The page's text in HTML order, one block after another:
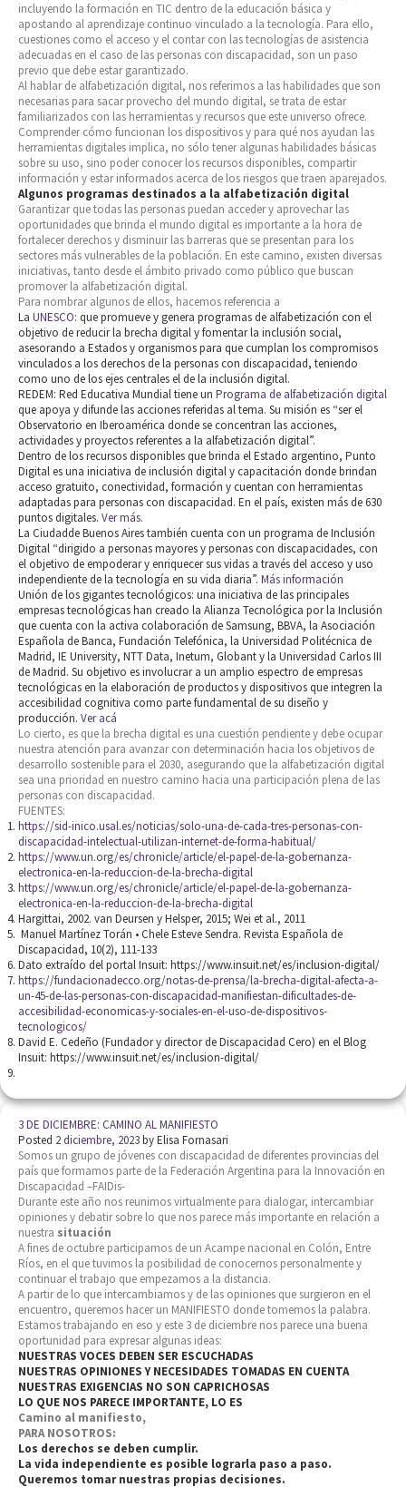
incluyendo la formación en TIC dentro de la educación básica y
apostando al aprendizaje continuo vinculado a la tecnología. Para ello,
cuestiones como el acceso y el contar con las tecnologías de asistencia
adecuadas en el caso de las personas con discapacidad, son un paso
previo que debe estar garantizado.
Al hablar de alfabetización digital, nos referimos a las habilidades que son
necesarias para sacar provecho del mundo digital, se trata de estar
familiarizados con las herramientas y recursos que este universo ofrece.
Comprender cómo funcionan los dispositivos y para qué nos ayudan las
herramientas digitales implica, no sólo tener algunas habilidades básicas
sobre su uso, sino poder conocer los recursos disponibles, compartir
información y estar informados acerca de los riesgos que traen aparejados.
Algunos programas destinados a la alfabetización digital
Garantizar que todas las personas puedan acceder y aprovechar las
oportunidades que brinda el mundo digital es importante a la hora de
fortalecer derechos y disminuir las barreras que se presentan para los
sectores más vulnerables de la población. En este camino, existen diversas
iniciativas, tanto desde el ámbito privado como público que buscan
promover la alfabetización digital.
Para nombrar algunos de ellos, hacemos referencia a
La UNESCO: que promueve y genera programas de alfabetización con el
objetivo de reducir la brecha digital y fomentar la inclusión social,
asesorando a Estados y organismos para que cumplan los compromisos
vinculados a los derechos de la personas con discapacidad, teniendo
como uno de los ejes centrales el de la inclusión digital.
REDEM: Red Educativa Mundial tiene un Programa de alfabetización digital
que apoya y difunde las acciones referidas al tema. Su misión es “ser el
Observatorio en Iberoamérica donde se concentran las acciones,
actividades y proyectos referentes a la alfabetización digital”.
Dentro de los recursos disponibles que brinda el Estado argentino, Punto
Digital es una iniciativa de inclusión digital y capacitación donde brindan
acceso gratuito, conectividad, formación y cuentan con herramientas
adaptadas para personas con discapacidad. En el país, existen más de 630
puntos digitales. Ver más.
La Ciudadde Buenos Aires también cuenta con un programa de Inclusión
Digital “dirigido a personas mayores y personas con discapacidades, con
el objetivo de empoderar y enriquecer sus vidas a través del acceso y uso
independiente de la tecnología en su vida diaria”. Más información
Unión de los gigantes tecnológicos: una iniciativa de las principales
empresas tecnológicas han creado la Alianza Tecnológica por la Inclusión
que cuenta con la activa colaboración de Samsung, BBVA, la Asociación
Española de Banca, Fundación Telefónica, la Universidad Politécnica de
Madrid, IE University, NTT Data, Inetum, Globant y la Universidad Carlos III
de Madrid. Su objetivo es involucrar a un amplio espectro de empresas
tecnológicas en la elaboración de productos y dispositivos que integren la
accesibilidad cognitiva como parte fundamental de su diseño y
producción. Ver acá
Lo cierto, es que la brecha digital es una cuestión pendiente y debe ocupar
nuestra atención para avanzar con determinación hacia los objetivos de
desarrollo sostenible para el 2030, asegurando que la alfabetización digital
sea una prioridad en nuestro camino hacia una participación plena de las
personas con discapacidad.
FUENTES:
https://sid-inico.usal.es/noticias/solo-una-de-cada-tres-personas-con-
discapacidad-intelectual-utilizan-internet-de-forma-habitual/
https://www.un.org/es/chronicle/article/el-papel-de-la-gobernanza-
electronica-en-la-reduccion-de-la-brecha-digital
https://www.un.org/es/chronicle/article/el-papel-de-la-gobernanza-
electronica-en-la-reduccion-de-la-brecha-digital
Hargittai, 2002. van Deursen y Helsper, 2015; Wei et al., 2011
Manuel Martínez Torán • Chele Esteve Sendra. Revista Española de
Discapacidad, 10(2), 111-133
Dato extraído del portal Insuit: https://www.insuit.net/es/inclusion-digital/
https://fundacionadecco.org/notas-de-prensa/la-brecha-digital-afecta-a-
un-45-de-las-personas-con-discapacidad-manifiestan-dificultades-de-
accesibilidad-economicas-y-sociales-en-el-uso-de-dispositivos-
tecnologicos/
David E. Cedeño (Fundador y director de Discapacidad Cero) en el Blog
Insuit: https://www.insuit.net/es/inclusion-digital/
3 DE DICIEMBRE: CAMINO AL MANIFIESTO
Posted 2 diciembre, 2023byElisa Fornasari
Somos un grupo de jóvenes con discapacidad de diferentes provincias del
país que formamos parte de la Federación Argentina para la Innovación en
Discapacidad –FAIDis-
Durante este año nos reunimos virtualmente para dialogar, intercambiar
opiniones y debatir sobre lo que nos parece más importante en relación a
nuestra situación
A fines de octubre participamos de un Acampe nacional en Colón, Entre
Ríos, en el que tuvimos la posibilidad de conocernos personalmente y
continuar el trabajo que empezamos a la distancia.
A partir de lo que intercambiamos y de las opiniones que surgieron en el
encuentro, queremos hacer un MANIFIESTO donde tomemos la palabra.
Estamos trabajando en eso y este 3 de diciembre nos parece una buena
oportunidad para expresar algunas ideas:
NUESTRAS VOCES DEBEN SER ESCUCHADAS
NUESTRAS OPINIONES Y NECESIDADES TOMADAS EN CUENTA
NUESTRAS EXIGENCIAS NO SON CAPRICHOSAS
LO QUE NOS PARECE IMPORTANTE, LO ES
Camino al manifiesto,
PARA NOSOTROS:
Los derechos se deben cumplir.
La vida independiente es posible lograrla paso a paso.
Queremos tomar nuestras propias decisiones.